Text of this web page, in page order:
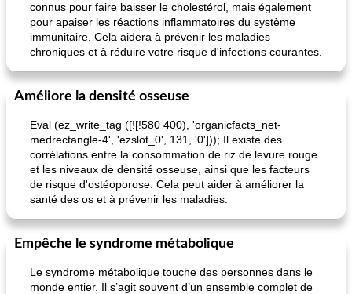
pois chiches rôtis aux épices amandes au cheddar rôti
connus pour faire baisser le cholestérol, mais également
pour apaiser les réactions inflammatoires du système
immunitaire. Cela aidera à prévenir les maladies
chroniques et à réduire votre risque d'infections courantes.
Améliore la densité osseuse
Eval (ez_write_tag ([![!580 400), 'organicfacts_net-
medrectangle-4', 'ezslot_0', 131, '0'])); Il existe des
corrélations entre la consommation de riz de levure rouge
et les niveaux de densité osseuse, ainsi que les facteurs
de risque d'ostéoporose. Cela peut aider à améliorer la
santé des os et à prévenir les maladies.
Empêche le syndrome métabolique
Le syndrome métabolique touche des personnes dans le
monde entier. Il s’agit souvent d’un ensemble complet de